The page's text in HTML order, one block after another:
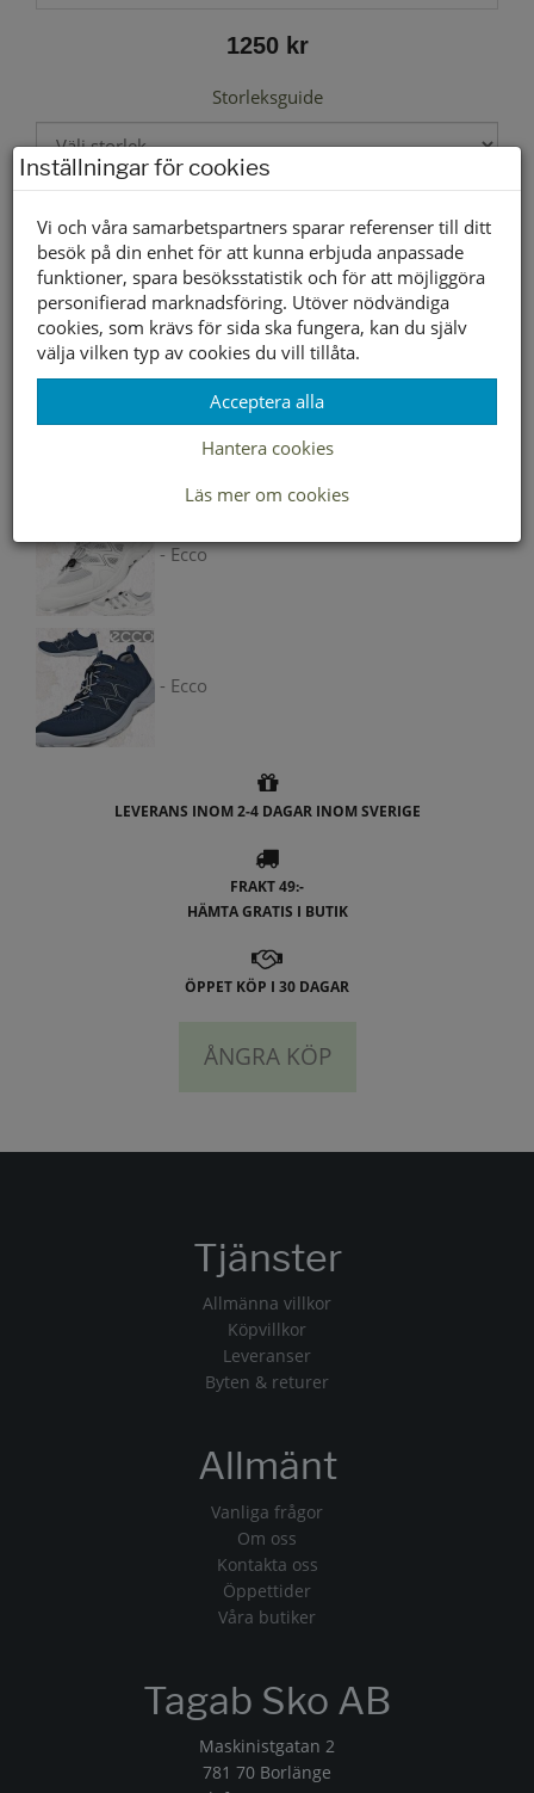
1250 kr
Storleksguide
Välj storlek först
Lagerstatus per butik
Butik
36 37 38 39 40
41
Borlänge
- Ecco
- Ecco
LEVERANS INOM 2-4 DAGAR INOM SVERIGE
FRAKT 49:-
HÄMTA GRATIS I BUTIK
ÖPPET KÖP I 30 DAGAR
ÅNGRA KÖP
Inställningar för cookies
Vi och våra samarbetspartners sparar referenser till ditt
besök på din enhet för att kunna erbjuda anpassade
funktioner, spara besöksstatistik och för att möjliggöra
personifierad marknadsföring. Utöver nödvändiga
cookies, som krävs för sida ska fungera, kan du själv
välja vilken typ av cookies du vill tillåta.
Acceptera alla
Hantera cookies
Läs mer om cookies
Tjänster
Allmänna villkor
Köpvillkor
Leveranser
Byten & returer
Allmänt
Vanliga frågor
Om oss
Kontakta oss
Öppettider
Våra butiker
Tagab Sko AB
Maskinistgatan 2
781 70 Borlänge